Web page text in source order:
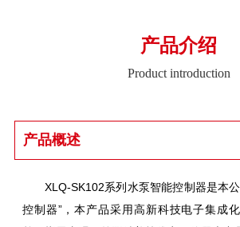
产品介绍
Product introduction
产品概述
XLQ-SK102系列水泵智能控制器是本
控制器”，本产品采用高新科技电子集成